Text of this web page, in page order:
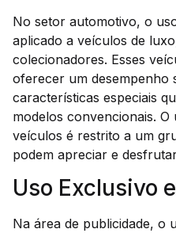
No setor automotivo, o
aplicado a veículos de
colecionadores. Esses
oferecer um desempenho
características especiais
modelos convencionais. O
veículos é restrito a um
podem apreciar e
Uso Exclusivo
Na área de publicidade, o